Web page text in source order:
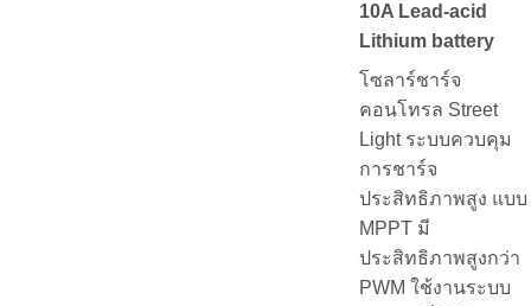
10A Lead-acid
Lithium battery
โซลาร์ชาร์จ
คอนโทรล Street
Light ระบบควบคุม
การชาร์จ
ประสิทธิภาพสูง แบบ
MPPT มี
ประสิทธิภาพสูงกว่า
PWM ใช้งานระบบ